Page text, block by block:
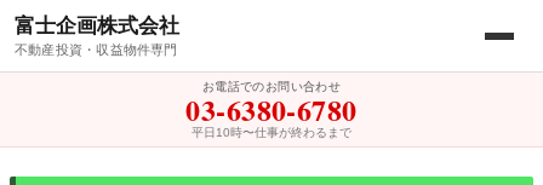
富士企画株式会社
不動産投資・収益物件専門
お電話でのお問い合わせ
03-6380-6780
平日10時〜仕事が終わるまで